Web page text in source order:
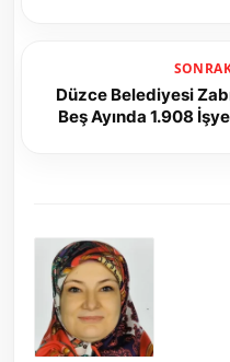
Düzce Belediyesi
Beş Ayında 1.908